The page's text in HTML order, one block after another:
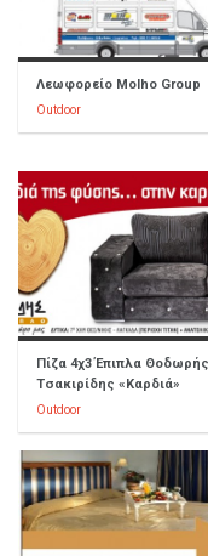
Λεωφορείο Molho Group
Outdoor
Πίζα 4χ3 Έπιπλα Θοδωρής
Τσακιρίδης «Καρδιά»
Outdoor